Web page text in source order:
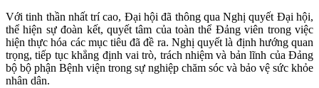
Với tinh thần nhất trí cao, Đại hội đã thông qua Nghị quyết Đại hội,
thể hiện sự đoàn kết, quyết tâm của toàn thể Đảng viên trong việc
hiện thực hóa các mục tiêu đã đề ra. Nghị quyết là định hướng quan
trọng, tiếp tục khẳng định vai trò, trách nhiệm và bản lĩnh của Đảng
bộ bộ phận Bệnh viện trong sự nghiệp chăm sóc và bảo vệ sức khỏe
nhân dân.